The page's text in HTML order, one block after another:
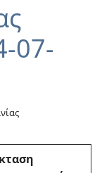
07-